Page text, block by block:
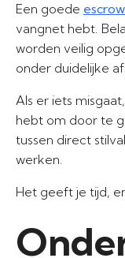
Een goede
vangnet hebt.
worden veilig
onder duidelijke
Als er iets
hebt om door te
tussen direct
werken.
Het geeft je tijd,